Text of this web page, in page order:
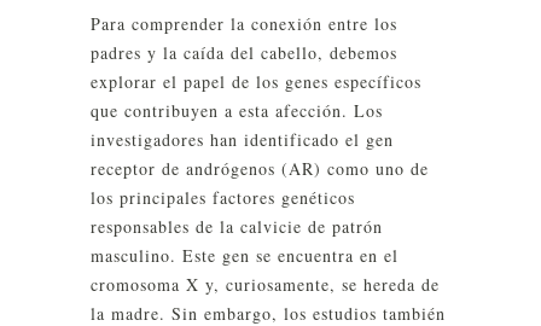
Para comprender la conexión entre los
padres y la caída del cabello, debemos
explorar el papel de los genes específicos
que contribuyen a esta afección. Los
investigadores han identificado el gen
receptor de andrógenos (AR) como uno de
los principales factores genéticos
responsables de la calvicie de patrón
masculino. Este gen se encuentra en el
cromosoma X y, curiosamente, se hereda de
la madre. Sin embargo, los estudios también